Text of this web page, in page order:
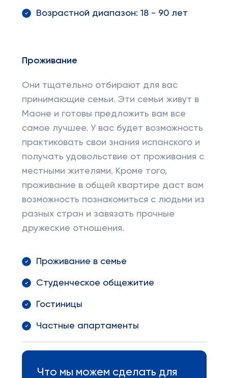
Возрастной диапазон: 18 - 90 лет
Проживание
Они тщательно отбирают для вас
принимающие семьи. Эти семьи живут в
Маоне и готовы предложить вам все
самое лучшее. У вас будет возможность
практиковать свои знания испанского и
получать удовольствие от проживания с
местными жителями. Кроме того,
проживание в общей квартире даст вам
возможность познакомиться с людьми из
разных стран и завязать прочные
дружеские отношения.
Проживание в семье
Студенческое общежитие
Гостиницы
Частные апартаменты
Что мы можем сделать для